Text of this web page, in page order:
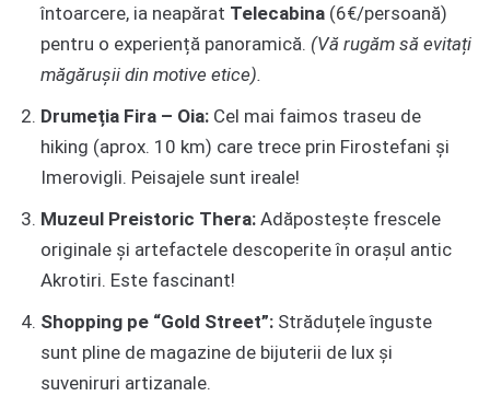
întoarcere, ia neapărat Telecabina (6€/persoană)
pentru o experiență panoramică. (Vă rugăm să evitați
măgărușii din motive etice).
Drumeția Fira – Oia: Cel mai faimos traseu de
hiking (aprox. 10 km) care trece prin Firostefani și
Imerovigli. Peisajele sunt ireale!
Muzeul Preistoric Thera: Adăpostește frescele
originale și artefactele descoperite în orașul antic
Akrotiri. Este fascinant!
Shopping pe “Gold Street”: Străduțele înguste
sunt pline de magazine de bijuterii de lux și
suveniruri artizanale.